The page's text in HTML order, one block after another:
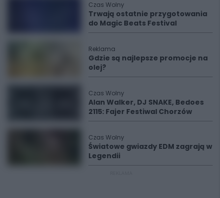
Czas Wolny
Trwają ostatnie przygotowania
do Magic Beats Festival
Reklama
Gdzie są najlepsze promocje na
olej?
Czas Wolny
Alan Walker, DJ SNAKE, Bedoes
2115: Fajer Festiwal Chorzów
Czas Wolny
Światowe gwiazdy EDM zagrają w
Legendii